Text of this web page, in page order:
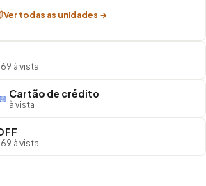
Ver todas as unidades →
à vista
Cartão de crédito
à vista
à vista